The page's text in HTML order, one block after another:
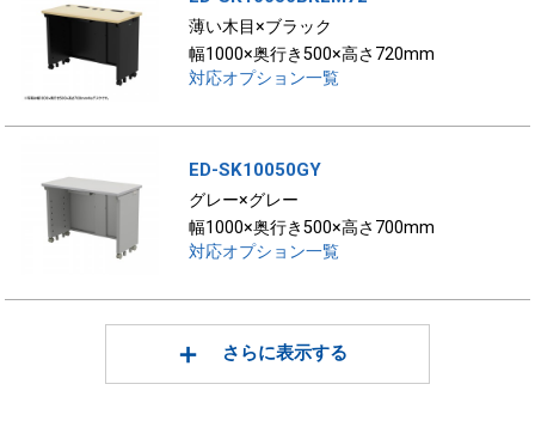
薄い木目×ブラック
幅1000×奥行き500×高さ720mm
対応オプション一覧
ED-SK10050GY
グレー×グレー
幅1000×奥行き500×高さ700mm
対応オプション一覧
さらに表示する